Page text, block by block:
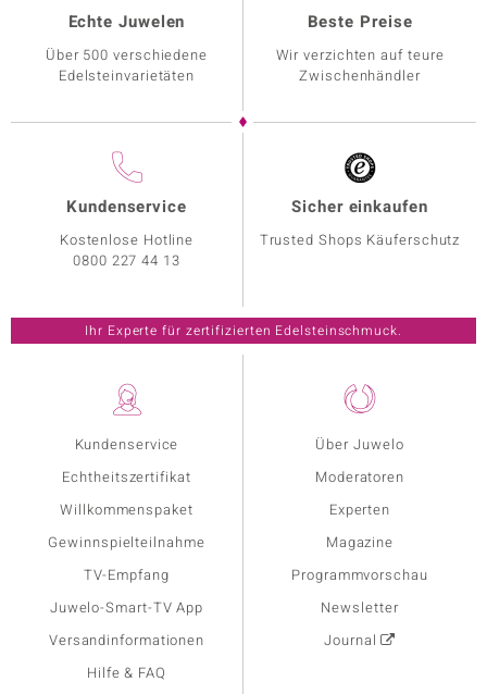
Kundenservice
Echtheitszertifikat
Willkommenspaket
Gewinnspielteilnahme
TV-Empfang
Juwelo-Smart-TV App
Versandinformationen
Hilfe & FAQ
Über Juwelo
Moderatoren
Experten
Magazine
Programmvorschau
Newsletter
Journal
Echte Juwelen
Über 500 verschiedene
Edelsteinvarietäten
Beste Preise
Wir verzichten auf teure
Zwischenhändler
Kundenservice
Kostenlose Hotline
0800 227 44 13
Sicher einkaufen
Trusted Shops Käuferschutz
Ihr Experte für zertifizierten Edelsteinschmuck.